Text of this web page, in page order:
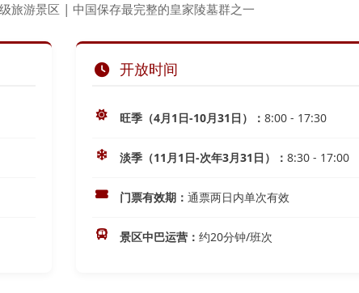
旅游景区 | 中国保存最完整的皇家陵墓群之一
开放时间
旺季（4月1日-10月31日）： 8:00 - 17:30
淡季（11月1日-次年3月31日）： 8:30 - 17:00
门票有效期： 通票两日内单次有效
景区中巴运营： 约20分钟/班次